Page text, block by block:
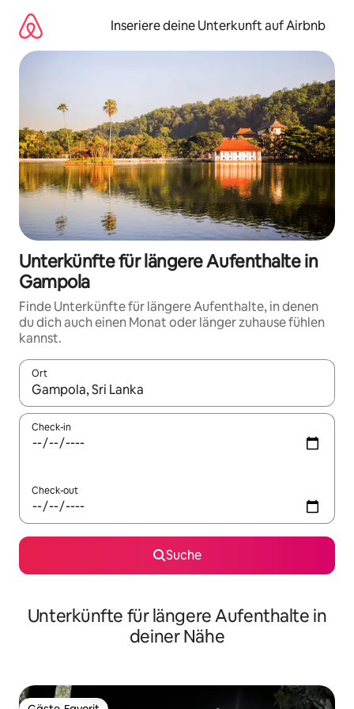
Inhalten
springen
Inseriere deine Unterkunft auf Airbnb
Unterkünfte für längere Aufenthalte in
Gampola
Finde Unterkünfte für längere Aufenthalte, in denen
du dich auch einen Monat oder länger zuhause fühlen
kannst.
Ort
Wenn Ergebnisse verfügbar sind, navigiere mit den
Check-in
Check-out
Suche
Unterkünfte für längere Aufenthalte in
deiner Nähe